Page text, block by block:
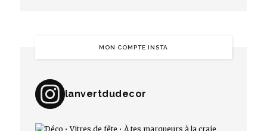
MON COMPTE INSTA
lanvertdudecor